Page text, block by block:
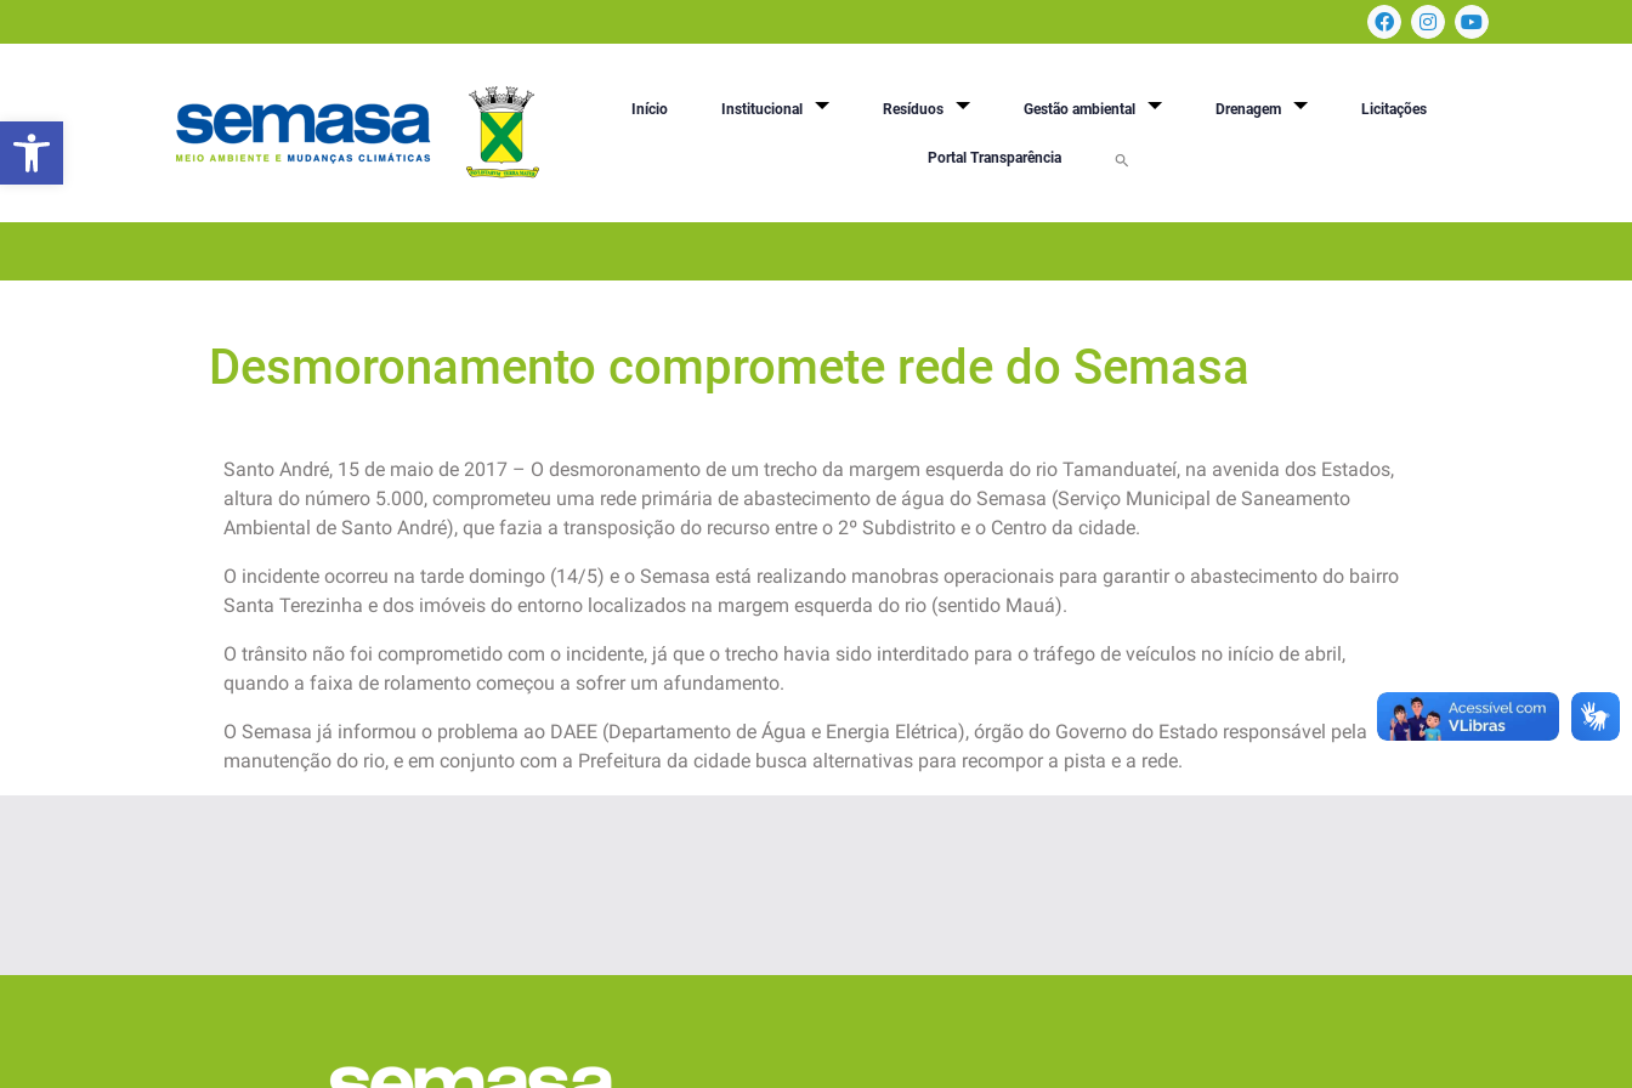
Abrir a barra de ferramentas
Início Institucional Resíduos Gestão ambiental Drenagem Licitações
Portal Transparência
Desmoronamento compromete rede do Semasa
Santo André, 15 de maio de 2017 – O desmoronamento de um trecho da margem esquerda do rio Tamanduateí, na avenida dos Estados,
altura do número 5.000, comprometeu uma rede primária de abastecimento de água do Semasa (Serviço Municipal de Saneamento
Ambiental de Santo André), que fazia a transposição do recurso entre o 2º Subdistrito e o Centro da cidade.
O incidente ocorreu na tarde domingo (14/5) e o Semasa está realizando manobras operacionais para garantir o abastecimento do bairro
Santa Terezinha e dos imóveis do entorno localizados na margem esquerda do rio (sentido Mauá).
O trânsito não foi comprometido com o incidente, já que o trecho havia sido interditado para o tráfego de veículos no início de abril,
quando a faixa de rolamento começou a sofrer um afundamento.
O Semasa já informou o problema ao DAEE (Departamento de Água e Energia Elétrica), órgão do Governo do Estado responsável pela
manutenção do rio, e em conjunto com a Prefeitura da cidade busca alternativas para recompor a pista e a rede.